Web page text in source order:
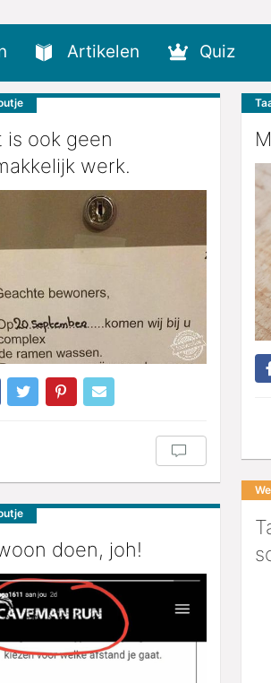
Artikelen Quiz
is ook geen
werk.
doen, joh!